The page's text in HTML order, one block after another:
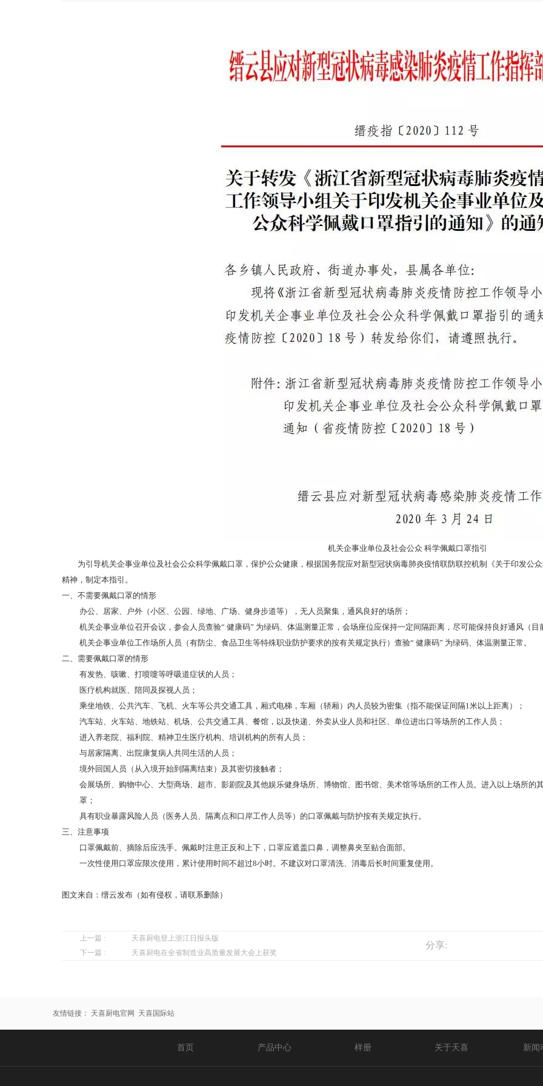
机关企事业单位及社会公众 科学佩戴口罩指引
为引导机关企事业单位及社会公众科学佩戴口罩，保护公众健康，根据国务院应对新型冠状病毒肺炎疫情联防联控机制《关于印发公
精神，制定本指引。
一、不需要佩戴口罩的情形
办公、居家、户外（小区、公园、绿地、广场、健身步道等），无人员聚集，通风良好的场所；
机关企事业单位召开会议，参会人员查验“ 健康码” 为绿码、体温测量正常，会场座位应保持一定间隔距离，尽可能保持良好通风（目
机关企事业单位工作场所人员（有防尘、食品卫生等特殊职业防护要求的按有关规定执行）查验“ 健康码” 为绿码、体温测量正常。
二、需要佩戴口罩的情形
有发热、咳嗽、打喷嚏等呼吸道症状的人员；
医疗机构就医、陪同及探视人员；
乘坐地铁、公共汽车、飞机、火车等公共交通工具，厢式电梯，车厢（轿厢）内人员较为密集（指不能保证间隔1米以上距离）；
汽车站、火车站、地铁站、机场、公共交通工具、餐馆，以及快递、外卖从业人员和社区、单位进出口等场所的工作人员；
进入养老院、福利院、精神卫生医疗机构、培训机构的所有人员；
与居家隔离、出院康复病人共同生活的人员；
境外回国人员（从入境开始到隔离结束）及其密切接触者；
会展场所、购物中心、大型商场、超市、影剧院及其他娱乐健身场所、博物馆、图书馆、美术馆等场所的工作人员。进入以上场所的
罩；
具有职业暴露风险人员（医务人员、隔离点和口岸工作人员等）的口罩佩戴与防护按有关规定执行。
三、注意事项
口罩佩戴前、摘除后应洗手。佩戴时注意正反和上下，口罩应遮盖口鼻，调整鼻夹至贴合面部。
一次性使用口罩应限次使用，累计使用时间不超过8小时。不建议对口罩清洗、消毒后长时间重复使用。
图文来自：缙云发布（如有侵权，请联系删除）
上一篇 :
天喜厨电登上浙江日报头版
下一篇 :
天喜厨电在全省制造业高质量发展大会上获奖
分享:
友情链接： 天喜厨电官网 天喜国际站
首页 产品中心 样册 关于天喜 新闻